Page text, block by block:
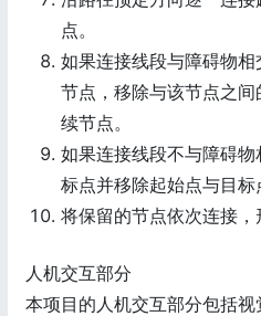
点。
如果连接线段与障碍物
节点，移除与该节点之
续节点。
如果连接线段不与障碍
标点并移除起始点与目标
将保留的节点依次连接，
人机交互部分
本项目的人机交互部分包括视